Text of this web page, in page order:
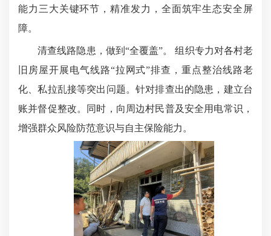
能力三大关键环节，精准发力，全面筑牢生态安全屏
障。
清查线路隐患，做到“全覆盖”。 组织专力对各村老
旧房屋开展电气线路“拉网式”排查，重点整治线路老
化、私拉乱接等突出问题。针对排查出的隐患，建立台
账并督促整改。同时，向周边村民普及安全用电常识，
增强群众风险防范意识与自主保险能力。